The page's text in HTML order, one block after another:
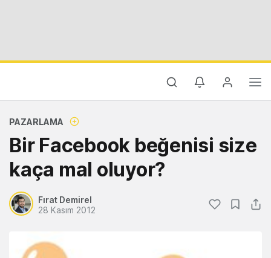
PAZARLAMA
Bir Facebook beğenisi size
kaça mal oluyor?
Fırat Demirel
28 Kasım 2012